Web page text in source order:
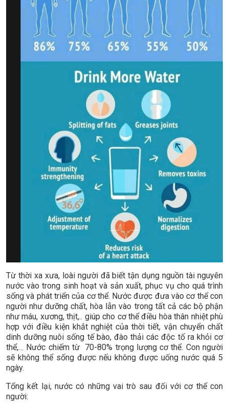
Từ thời xa xưa, loài người đã biết tận dụng nguồn tài nguyên
nước vào trong sinh hoạt và sản xuất, phục vụ cho quá trình
sống và phát triển của cơ thể. Nước được đưa vào cơ thể con
người như dưỡng chất, hòa lẫn vào trong tất cả các bộ phận
như máu, xương, thịt,.. giúp cho cơ thể điều hòa thân nhiệt phù
hợp với điều kiện khắt nghiệt của thời tiết, vận chuyển chất
dinh dưỡng nuôi sống tế bào, đào thải các độc tố ra khỏi cơ
thể,… Nước chiếm từ 70-80% trọng lượng cơ thể. Con người
sẽ không thể sống được nếu không được uống nước quá 5
ngày.
Tổng kết lại, nước có những vai trò sau đối với cơ thể con
người: